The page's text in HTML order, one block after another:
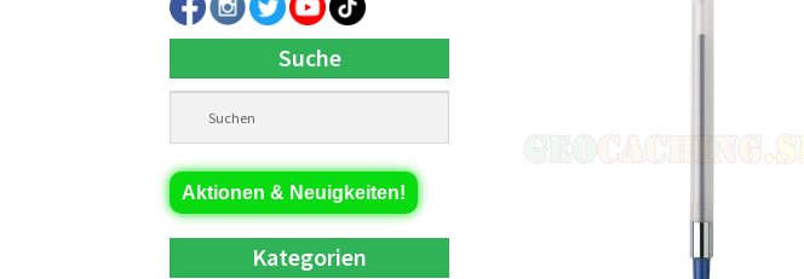
Suche
Aktionen & Neuigkeiten!
Kategorien